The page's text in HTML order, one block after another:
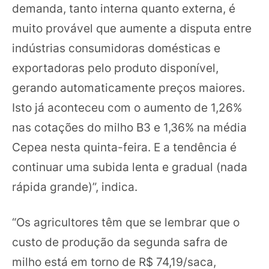
demanda, tanto interna quanto externa, é
muito provável que aumente a disputa entre
indústrias consumidoras domésticas e
exportadoras pelo produto disponível,
gerando automaticamente preços maiores.
Isto já aconteceu com o aumento de 1,26%
nas cotações do milho B3 e 1,36% na média
Cepea nesta quinta-feira. E a tendência é
continuar uma subida lenta e gradual (nada
rápida grande)”, indica.
“Os agricultores têm que se lembrar que o
custo de produção da segunda safra de
milho está em torno de R$ 74,19/saca,